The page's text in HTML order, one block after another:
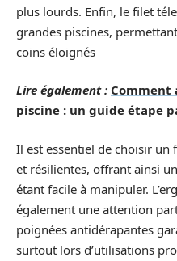
plus lourds. Enfin, le filet
grandes piscines,
coins éloignés
Lire également : Comment
piscine : un guide étape
Il est essentiel de choisir un
et résilientes, offrant ainsi
étant facile à manipuler.
également une attention
poignées antidérapantes
surtout lors d’utilisations